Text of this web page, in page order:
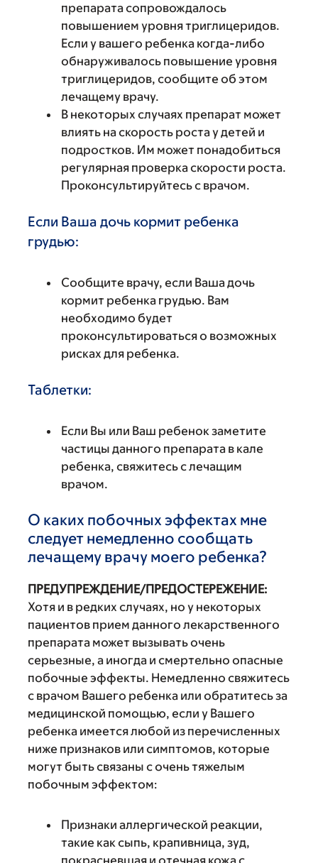
препарата сопровождалось
повышением уровня триглицеридов.
Если у вашего ребенка когда-либо
обнаруживалось повышение уровня
триглицеридов, сообщите об этом
лечащему врачу.
В некоторых случаях препарат может
влиять на скорость роста у детей и
подростков. Им может понадобиться
регулярная проверка скорости роста.
Проконсультируйтесь с врачом.
Если Ваша дочь кормит ребенка
грудью:
Сообщите врачу, если Ваша дочь
кормит ребенка грудью. Вам
необходимо будет
проконсультироваться о возможных
рисках для ребенка.
Таблетки:
Если Вы или Ваш ребенок заметите
частицы данного препарата в кале
ребенка, свяжитесь с лечащим
врачом.
О каких побочных эффектах мне
следует немедленно сообщать
лечащему врачу моего ребенка?
ПРЕДУПРЕЖДЕНИЕ/ПРЕДОСТЕРЕЖЕНИЕ:
Хотя и в редких случаях, но у некоторых
пациентов прием данного лекарственного
препарата может вызывать очень
серьезные, а иногда и смертельно опасные
побочные эффекты. Немедленно свяжитесь
с врачом Вашего ребенка или обратитесь за
медицинской помощью, если у Вашего
ребенка имеется любой из перечисленных
ниже признаков или симптомов, которые
могут быть связаны с очень тяжелым
побочным эффектом:
Признаки аллергической реакции,
такие как сыпь, крапивница, зуд,
покрасневшая и отечная кожа с